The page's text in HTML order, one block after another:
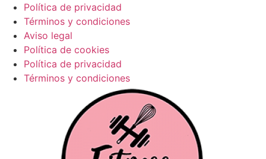
Política de privacidad
Términos y condiciones
Aviso legal
Política de cookies
Política de privacidad
Términos y condiciones